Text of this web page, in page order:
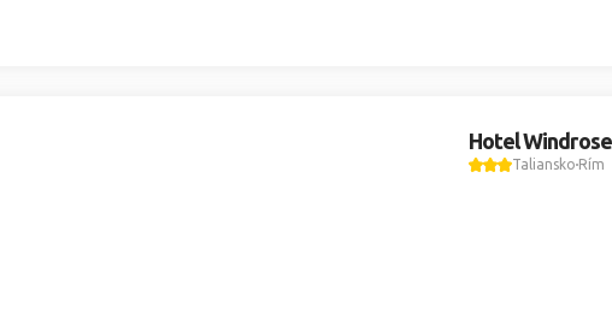
Hotel Windrose
TalianskoRím